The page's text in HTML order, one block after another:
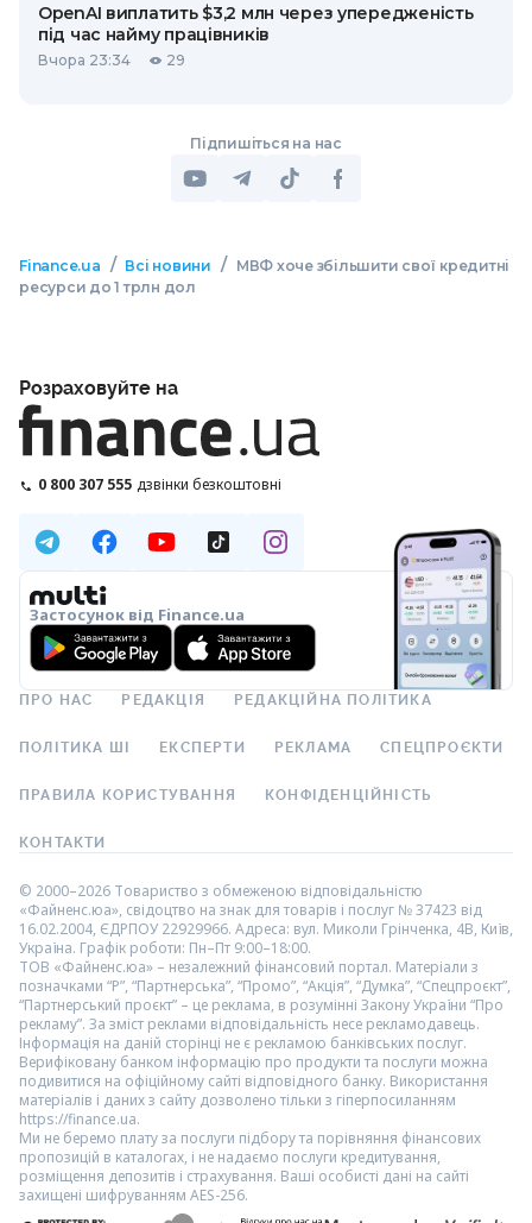
OpenAI виплатить $3,2 млн через упередженість
під час найму працівників
Вчора 23:34 29
Підпишіться на нас
Finance.ua / Всі новини /
МВФ хоче збільшити свої кредитні
ресурси до 1 трлн дол
Розраховуйте на
0 800 307 555 дзвінки безкоштовні
Застосунок від Finance.ua
ПРО НАС РЕДАКЦІЯ РЕДАКЦІЙНА ПОЛІТИКА
ПОЛІТИКА ШІ ЕКСПЕРТИ РЕКЛАМА СПЕЦПРОЄКТИ
ПРАВИЛА КОРИСТУВАННЯ КОНФІДЕНЦІЙНІСТЬ
КОНТАКТИ
© 2000–2026 Товариство з обмеженою відповідальністю
«Файненс.юа», свідоцтво на знак для товарів і послуг № 37423 від
16.02.2004, ЄДРПОУ 22929966. Адреса: вул. Миколи Грінченка, 4В, Київ,
Україна. Графік роботи: Пн–Пт 9:00–18:00.
ТОВ «Файненс.юа» – незалежний фінансовий портал. Матеріали з
позначками “Р”, “Партнерська”, “Промо”, “Акція”, “Думка”, “Спецпроєкт”,
“Партнерський проєкт” – це реклама, в розумінні Закону України “Про
рекламу”. За зміст реклами відповідальність несе рекламодавець.
Інформація на даній сторінці не є рекламою банківських послуг.
Верифіковану банком інформацію про продукти та послуги можна
подивитися на офіційному сайті відповідного банку. Використання
матеріалів і даних з сайту дозволено тільки з гіперпосиланням
https://finance.ua.
Ми не беремо плату за послуги підбору та порівняння фінансових
пропозицій в каталогах, і не надаємо послуги кредитування,
розміщення депозитів і страхування. Ваші особисті дані на сайті
захищені шифруванням AES-256.